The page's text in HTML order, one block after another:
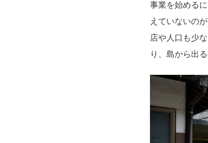
事業を始める
えていないの
店や人口も少
り、島から出